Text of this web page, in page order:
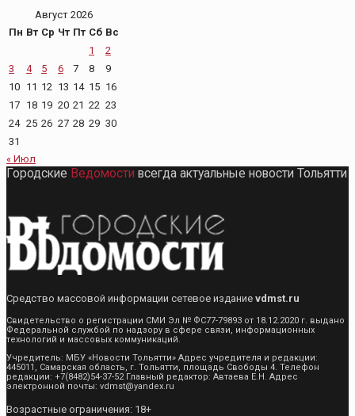
Август 2026
Пн Вт Ср Чт Пт Сб Вс
1
2
3
4 5 6 7 8
9
10 11 12 13 14 15 16
17 18 19 20 21 22 23
24 25 26 27 28 29 30
31
« Июл
Городские Ведомости всегда актуальные новости Тольятти
Средство массовой информации сетевое издание vdmst.ru
Свидетельство о регистрации СМИ Эл № ФС77-79893 от 18.12.2020 г. выдано
Федеральной службой по надзору в сфере связи, информационных
технологий и массовых коммуникаций.
Учредитель: МБУ «Новости Тольятти» Адрес учредителя и редакции:
445011, Самарская область, г. Тольятти, площадь Свободы 4. Телефон
редакции: +7(8482)54-37-52 Главный редактор: Автаева Е.Н. Адрес
электронной почты: vdmst@yandex.ru
Возрастные ограничения: 18+